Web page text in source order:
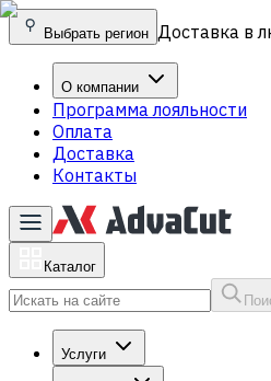
Выбрать регион Доставка в
О компании
Программа лояльности
Оплата
Доставка
Контакты
Каталог
Услуги